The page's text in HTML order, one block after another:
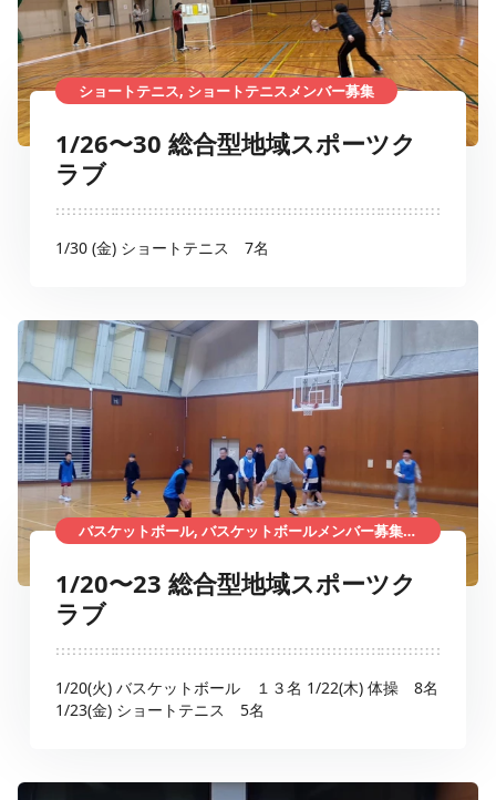
ショートテニス, ショートテニスメンバー募集
1/26〜30 総合型地域スポーツク
ラブ
1/30 (金) ショートテニス 7名
バスケットボール, バスケットボールメンバー募集, 体操, ショートテニス, ショートテニスメンバー募集, 総合型地域スポーツクラブ
1/20〜23 総合型地域スポーツク
ラブ
1/20(火) バスケットボール １３名 1/22(木) 体操 8名
1/23(金) ショートテニス 5名